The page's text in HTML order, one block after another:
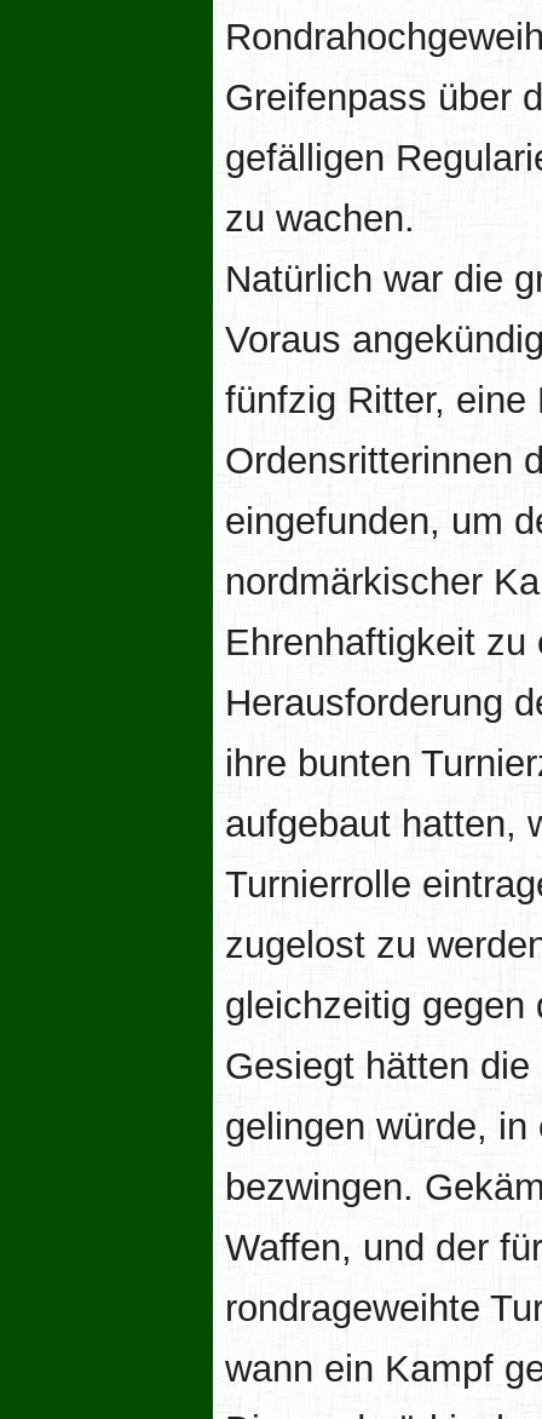
Greifenpass über
gefälligen
zu wachen.
Natürlich war die
Voraus
fünfzig Ritter, eine
Ordensritterinnen
eingefunden, um
nordmärkischer
Ehrenhaftigkeit
Herausforderung
ihre bunten
aufgebaut hatten,
Turnierrolle
zugelost zu
gleichzeitig gegen
Gesiegt hätten
gelingen würde,
bezwingen.
Waffen, und der
rondrageweihte
wann ein Kampf